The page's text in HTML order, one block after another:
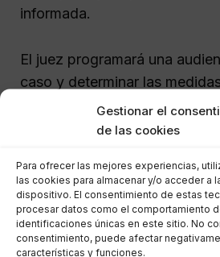
Gestionar el
de las cookies
Para ofrecer las mejores experiencias,
las cookies para almacenar y/o acceder a
dispositivo. El consentimiento de estas
procesar datos como el comportamiento
identificaciones únicas en este sitio. No
consentimiento, puede afectar
características y funciones.
informada.
El juez programará una
caso y determinar las
así como las posibles
La asesoría legal es vital para
se protejan los derechos del
Consecuencias de
retraso la pensión